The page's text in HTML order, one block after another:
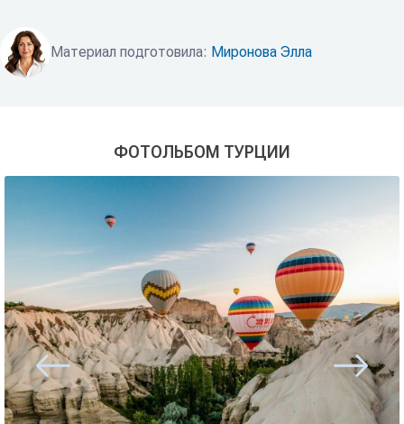
Материал подготовила: Миронова Элла
ФОТОЛЬБОМ ТУРЦИИ